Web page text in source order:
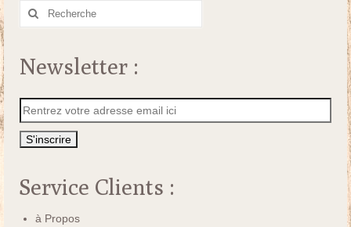
Rechercher
Newsletter :
Service Clients :
à Propos